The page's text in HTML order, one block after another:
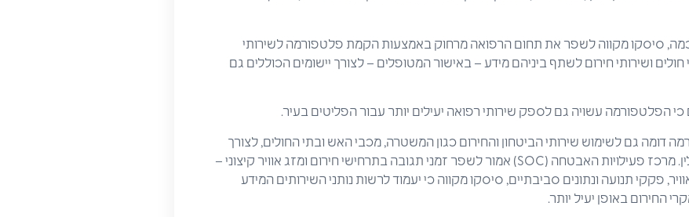
סיסקו מקווה לשפר את תחום הרפואה מרחוק באמצעות הקמת פלטפורמה לשירותי
ושירותי חירום לשתף ביניהם מידע – באישור המטופלים – לצורך יישומים הכוללים גם
הפלטפורמה עשויה גם לספק שירותי רפואה יעילים יותר עבור הפליטים בעיר.
דומה גם לשימוש שירותי הביטחון והחירום כגון המשטרה, מכבי האש ובתי החולים, לצורך
שיפור ביטחונם של תושבי ברלין. מרכז פעילויות האבטחה (SOC) אמור לשפר זמני תגובה בתרחישי חירום ומזג אוויר קיצוני –
פקקי תנועה ונתונים סביבתיים, סיסקו מקווה כי יעמוד לרשות נותני השירותים המידע
החירום באופן יעיל יותר.